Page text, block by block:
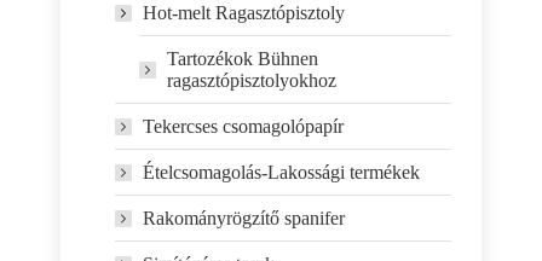
Hot-melt Ragasztópisztoly
Tartozékok Bühnen
ragasztópisztolyokhoz
Tekercses csomagolópapír
Ételcsomagolás-Lakossági termékek
Rakományrögzítő spanifer